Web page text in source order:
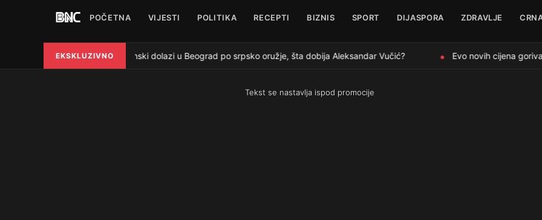
POČETNA VIJESTI POLITIKA RECEPTI BIZNIS SPORT DIJASPORA ZDRAVLJE
EKSKLUZIVNO
● Zelenski dolazi u Beograd po srpsko oružje, šta dobija Aleksandar Vučić? Evo novih cijena
Tekst se nastavlja ispod promocije